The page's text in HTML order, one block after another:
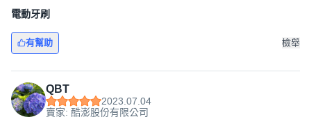
電動牙刷
有幫助 檢舉
QBT
2023.07.04
賣家: 酷澎股份有限公司